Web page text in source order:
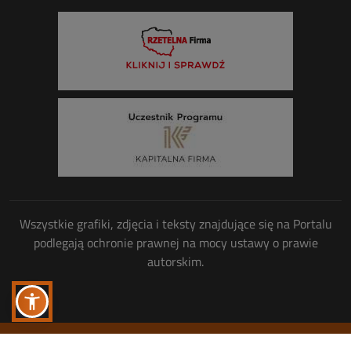
Wszystkie grafiki, zdjęcia i teksty znajdujące się na Portalu
podlegają ochronie prawnej na mocy ustawy o prawie
autorskim.